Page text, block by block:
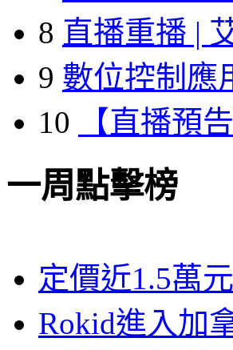
8 直播重播 |
9 數位控制應
10
【直播預
一周點擊榜
定價近1.5萬
Rokid進入加